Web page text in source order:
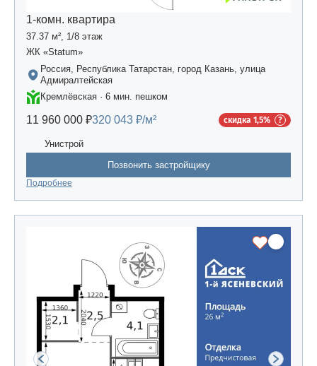
1-комн. квартира
37.37 м², 1/8 этаж
ЖК «Statum»
Россия, Республика Татарстан, город Казань, улица
Адмиралтейская
Кремлёвская · 6 мин. пешком
11 960 000 ₽320 043 ₽/м² скидка 1,5%
Унистрой
Позвонить застройщику
Подробнее